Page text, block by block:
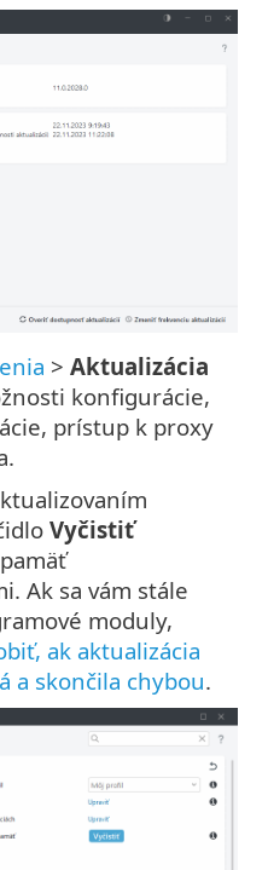
> Aktualizácia
konfigurácie,
prístup k proxy
Vyčistiť
Ak sa vám stále
moduly,
ak aktualizácia
a skončila chybou.